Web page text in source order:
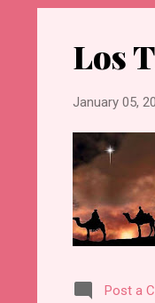
Los
January 05,
Post a